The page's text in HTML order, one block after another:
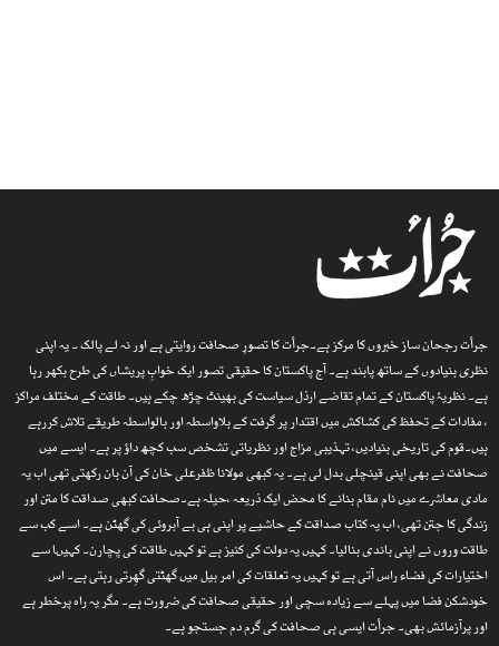
جرأت رجحان ساز خبروں کا مرکز ہے۔جرأت کا تصورِ صحافت روایتی ہے اور نہ لے پالک ۔ یہ اپنی
نظری بنیادوں کے ساتھ پابند ہے۔ آج پاکستان کا حقیقی تصور ایک خوابِ پریشاں کی طرح بکھر رہا
ہے۔ نظریۂ پاکستان کے تمام تقاضے ارذل سیاست کی بھینٹ چڑھ چکے ہیں۔ طاقت کے مختلف مراکز
، مفادات کے تحفظ کی کشاکش میں اقتدار پر گرفت کے بلاواسطہ اور بالواسطہ طریقے تلاش کررہے
ہیں۔قوم کی تاریخی بنیادیں، تہذیبی مزاج اور نظریاتی تشخص سب کچھ داؤ پر ہے۔ ایسے میں
صحافت نے بھی اپنی قینچلی بدل لی ہے۔ یہ کبھی مولانا ظفرعلی خان کی آن بان رکھتی تھی اب یہ
مادی معاشرے میں نام مقام بنانے کا محض ایک ذریعہ ،حیلہ ہے۔صحافت کبھی صداقت کا متن اور
زندگی کا جتن تھی، اب یہ کتاب صداقت کے حاشیے پر اپنی ہی بے آبروئی کی گھٹن ہے۔ اسے کب سے
طاقت وروں نے اپنی باندی بنالیا۔ کہیں یہ دولت کی کنیز ہے تو کہیں طاقت کی پچارن۔ کہیںا سے
اختیارات کی فضاء راس آتی ہے تو کہیں یہ تعلقات کی امر بیل میں گھٹتی گھِرتی رہتی ہے۔ اس
خودشکن فضا میں پہلے سے زیادہ سچی اور حقیقی صحافت کی ضرورت ہے۔ مگر یہ راہ پرخطر ہے
اور پرآزمائش بھی۔ جرأت ایسی ہی صحافت کی گرم دم جستجو ہے۔